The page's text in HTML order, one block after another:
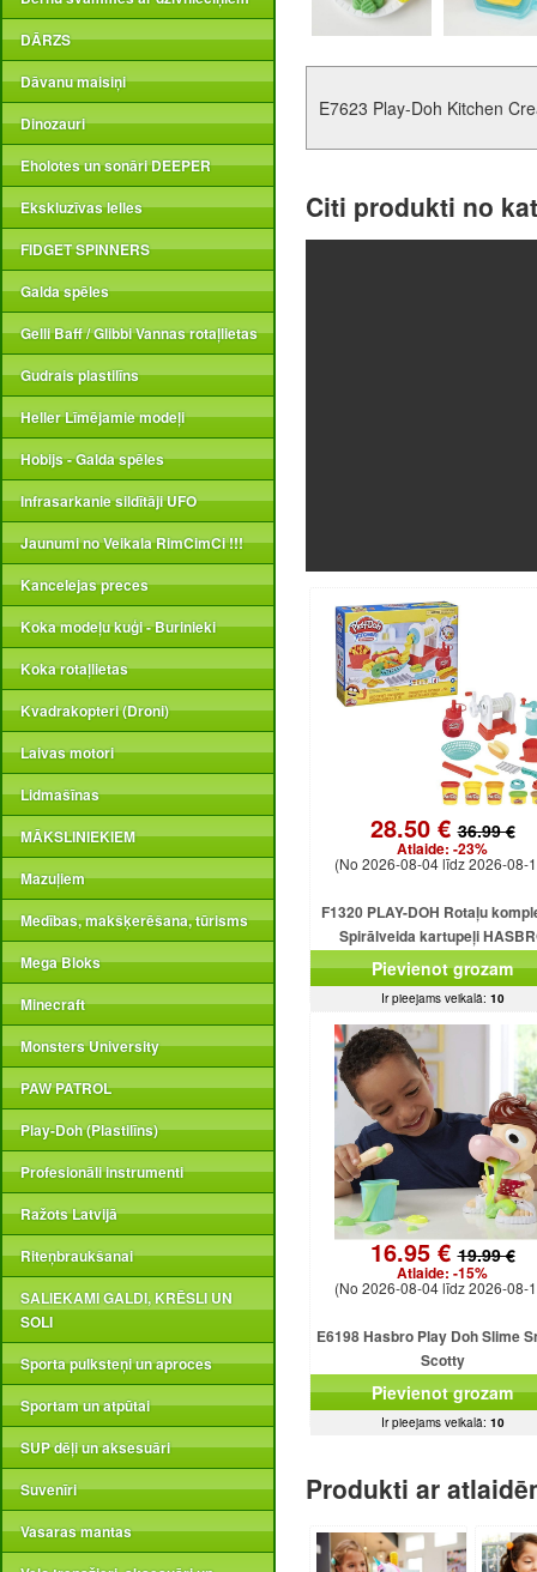
DĀRZS
Dāvanu maisiņi
Dinozauri
Eholotes un sonāri DEEPER
Ekskluzīvas lelles
FIDGET SPINNERS
Galda spēles
Gelli Baff / Glibbi Vannas rotaļlietas
Gudrais plastilīns
Heller Līmējamie modeļi
Hobijs - Galda spēles
Infrasarkanie sildītāji UFO
Jaunumi no Veikala RimCimCi !!!
Kancelejas preces
Koka modeļu kuģi - Burinieki
Koka rotaļlietas
Kvadrakopteri (Droni)
Laivas motori
Lidmašīnas
MĀKSLINIEKIEM
Mazuļiem
Medības, makšķerēšana, tūrisms
Mega Bloks
Minecraft
Monsters University
PAW PATROL
Play-Doh (Plastilīns)
Profesionāli instrumenti
Ražots Latvijā
Riteņbraukšanai
SALIEKAMI GALDI, KRĒSLI UN
SOLI
Sporta pulksteņi un aproces
Sportam un atpūtai
SUP dēļi un aksesuāri
Suvenīri
Vasaras mantas
E7623 Play-Doh Kitchen
Citi produkti no
28.50 €36.99 €
Atlaide: -23%
(No 2026-08-04 līdz 2026-08-
F1320 PLAY-DOH Rotaļu
Spirālveida kartupeļi
Pievienot grozam
Ir pieejams veikalā: 10
16.95 €19.99 €
Atlaide: -15%
(No 2026-08-04 līdz 2026-08-
E6198 Hasbro Play Doh Slime
Scotty
Pievienot grozam
Ir pieejams veikalā: 10
Produkti ar